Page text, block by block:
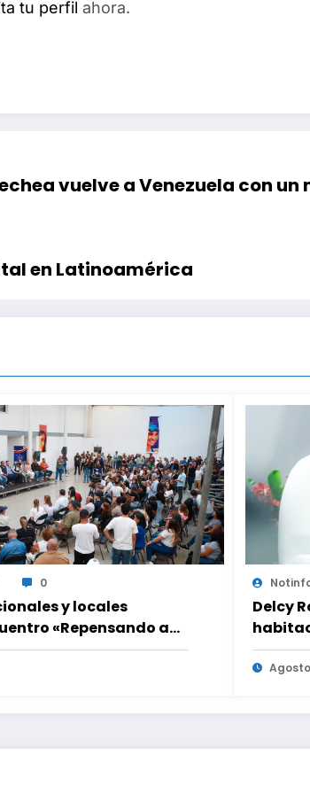
tu perfil ahora.
vuelve a Venezuela con
en Latinoamérica
0
y locales
«Repensando a
impulsar propuestas
Delcy
una